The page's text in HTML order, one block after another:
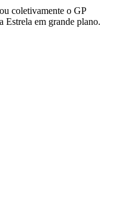
coletivamente o GP
Estrela em grande plano.